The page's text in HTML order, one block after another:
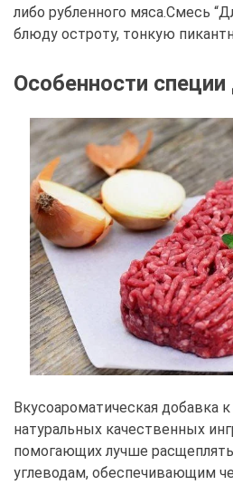
либо рубленного мяса.Смесь
блюду остроту, тонкую
Особенности
Вкусоароматическая добавка
натуральных качественных
помогающих лучше
углеводам, обеспечивающим